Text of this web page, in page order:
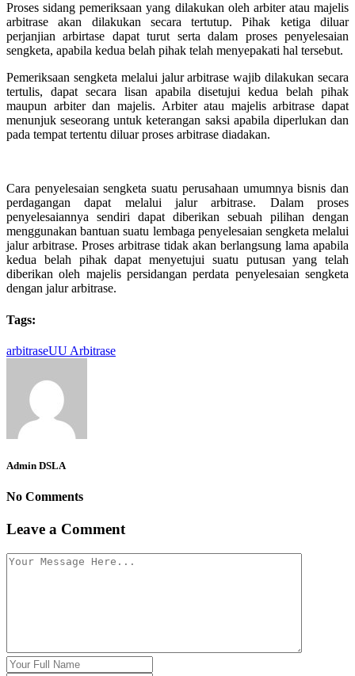
Proses sidang pemeriksaan yang dilakukan oleh arbiter atau majelis
arbitrase akan dilakukan secara tertutup. Pihak ketiga diluar
perjanjian arbirtase dapat turut serta dalam proses penyelesaian
sengketa, apabila kedua belah pihak telah menyepakati hal tersebut.
Pemeriksaan sengketa melalui jalur arbitrase wajib dilakukan secara
tertulis, dapat secara lisan apabila disetujui kedua belah pihak
maupun arbiter dan majelis. Arbiter atau majelis arbitrase dapat
menunjuk seseorang untuk keterangan saksi apabila diperlukan dan
pada tempat tertentu diluar proses arbitrase diadakan.
Cara penyelesaian sengketa suatu perusahaan umumnya bisnis dan
perdagangan dapat melalui jalur arbitrase. Dalam proses
penyelesaiannya sendiri dapat diberikan sebuah pilihan dengan
menggunakan bantuan suatu lembaga penyelesaian sengketa melalui
jalur arbitrase. Proses arbitrase tidak akan berlangsung lama apabila
kedua belah pihak dapat menyetujui suatu putusan yang telah
diberikan oleh majelis persidangan perdata penyelesaian sengketa
dengan jalur arbitrase.
Tags:
arbitraseUU Arbitrase
Admin DSLA
No Comments
Leave a Comment